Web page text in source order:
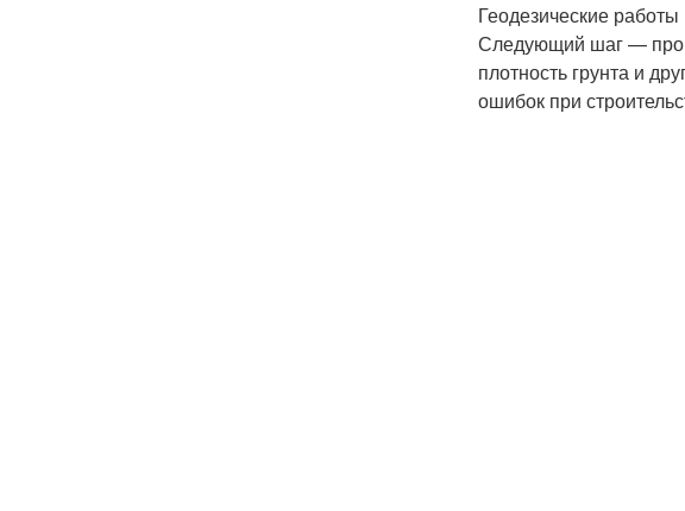
Геодезические работы
Следующий шаг —
плотность грунта и
ошибок при